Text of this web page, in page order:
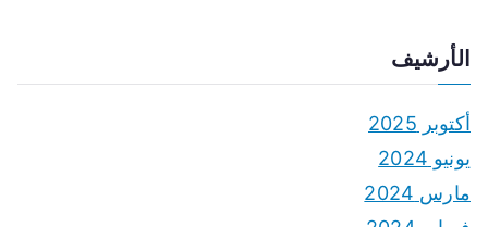
الأرشيف
أكتوبر 2025
يونيو 2024
مارس 2024